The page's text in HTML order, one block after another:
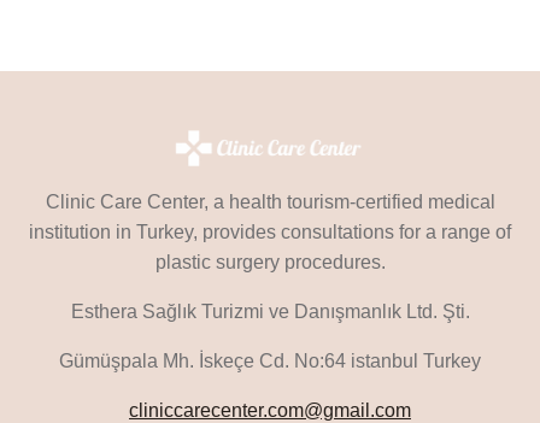
2026
Clinic Care Center, a health tourism-certified medical
institution in Turkey, provides consultations for a range of
plastic surgery procedures.
Esthera Sağlık Turizmi ve Danışmanlık Ltd. Şti.
Gümüşpala Mh. İskeçe Cd. No:64 istanbul Turkey
cliniccarecenter.com@gmail.com